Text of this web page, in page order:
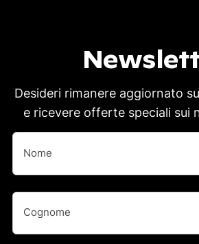
Desideri rimanere aggiornato
e ricevere offerte speciali sui
Nome
Nome